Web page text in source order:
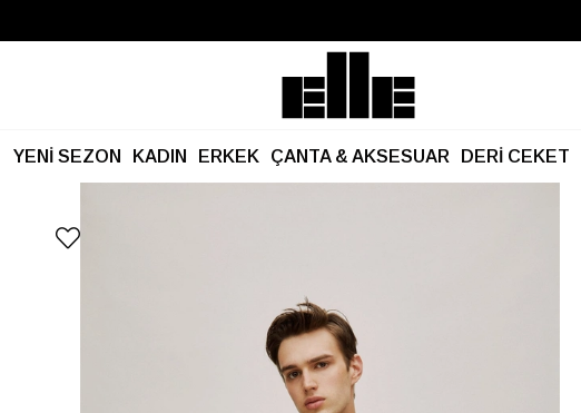
Kargo Ücretsiz!
YENİ SEZON KADIN ERKEK ÇANTA & AKSESUAR DERİ CEKET